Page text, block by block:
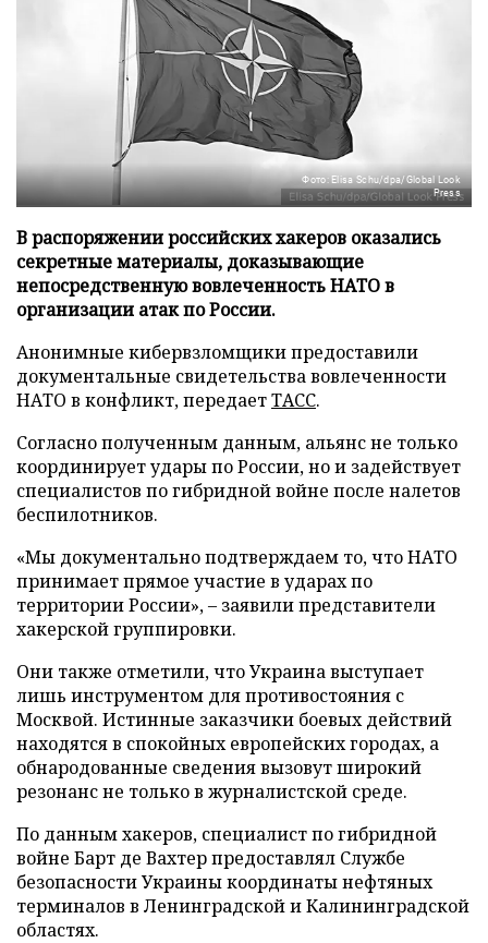
Фото: Elisa Schu/dpa/Global Look
Press
В распоряжении российских хакеров оказались
секретные материалы, доказывающие
непосредственную вовлеченность НАТО в
организации атак по России.
Анонимные кибервзломщики предоставили
документальные свидетельства вовлеченности
НАТО в конфликт, передаетТАСС.
Согласно полученным данным, альянс не только
координирует удары по России, но и задействует
специалистов по гибридной войне после налетов
беспилотников.
«Мы документально подтверждаем то, что НАТО
принимает прямое участие в ударах по
территории России», – заявили представители
хакерской группировки.
Они также отметили, что Украина выступает
лишь инструментом для противостояния с
Москвой. Истинные заказчики боевых действий
находятся в спокойных европейских городах, а
обнародованные сведения вызовут широкий
резонанс не только в журналистской среде.
По данным хакеров, специалист по гибридной
войне Барт де Вахтер предоставлял Службе
безопасности Украины координаты нефтяных
терминалов в Ленинградской и Калининградской
областях.